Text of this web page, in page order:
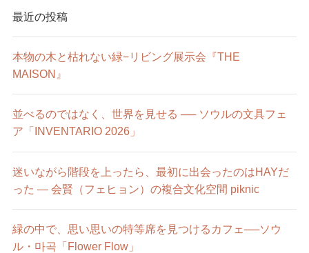
最近の投稿
本物の木と枯れない緑−リビング展示会『THE
MAISON』
並べるのではなく、世界を見せる ── ソウルの文具フェ
ア「INVENTARIO 2026」
迷いながら階段を上ったら、最初に出会ったのはHAYだ
った ― 会賢（フェヒョン）の複合文化空間 piknic
緑の中で、思い思いの特等席を見つけるカフェ──ソウ
ル・마곡「Flower Flow」